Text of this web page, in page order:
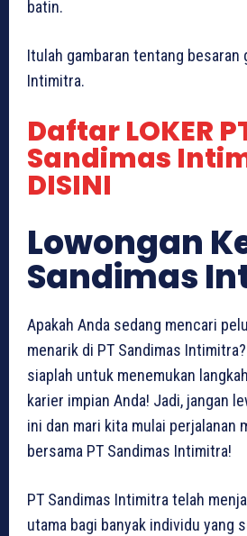
batin.
Itulah gambaran tentang besaran
Intimitra.
Daftar LOKER
Sandimas
DISINI
Lowongan
Sandimas
Apakah Anda sedang mencari
menarik di PT Sandimas
siaplah untuk menemukan
karier impian Anda! Jadi, jangan
ini dan mari kita mulai perjalanan
bersama PT Sandimas Intimitra!
PT Sandimas Intimitra telah
utama bagi banyak individu yang